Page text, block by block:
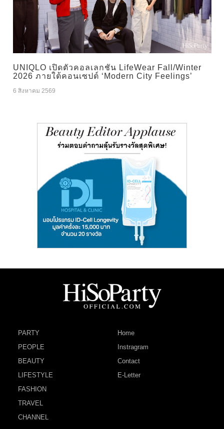
UNIQLO เปิดตัวคอลเลกชัน LifeWear Fall/Winter
2026 ภายใต้คอนเซปต์ ‘Modern City Feelings’
6 สิงหาคม 2569
PARTY
PEOPLE
BEAUTY
LIFESTYLE
FASHION
TRAVEL
CHANNEL
Home
Instragram
Contact
E-Letter